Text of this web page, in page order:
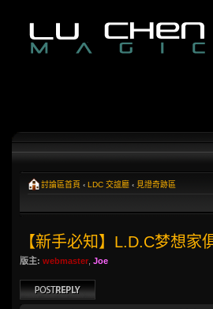
討論區首頁 ‹ LDC 交誼廳 ‹ 見證奇跡區
【新手必知】L.D.C梦想家
版主: webmaster Joe
發表回覆